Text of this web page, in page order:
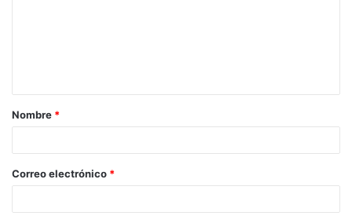
a
r
*
Nombre *
Correo electrónico *